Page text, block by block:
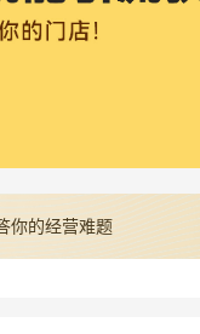
你的经营难题